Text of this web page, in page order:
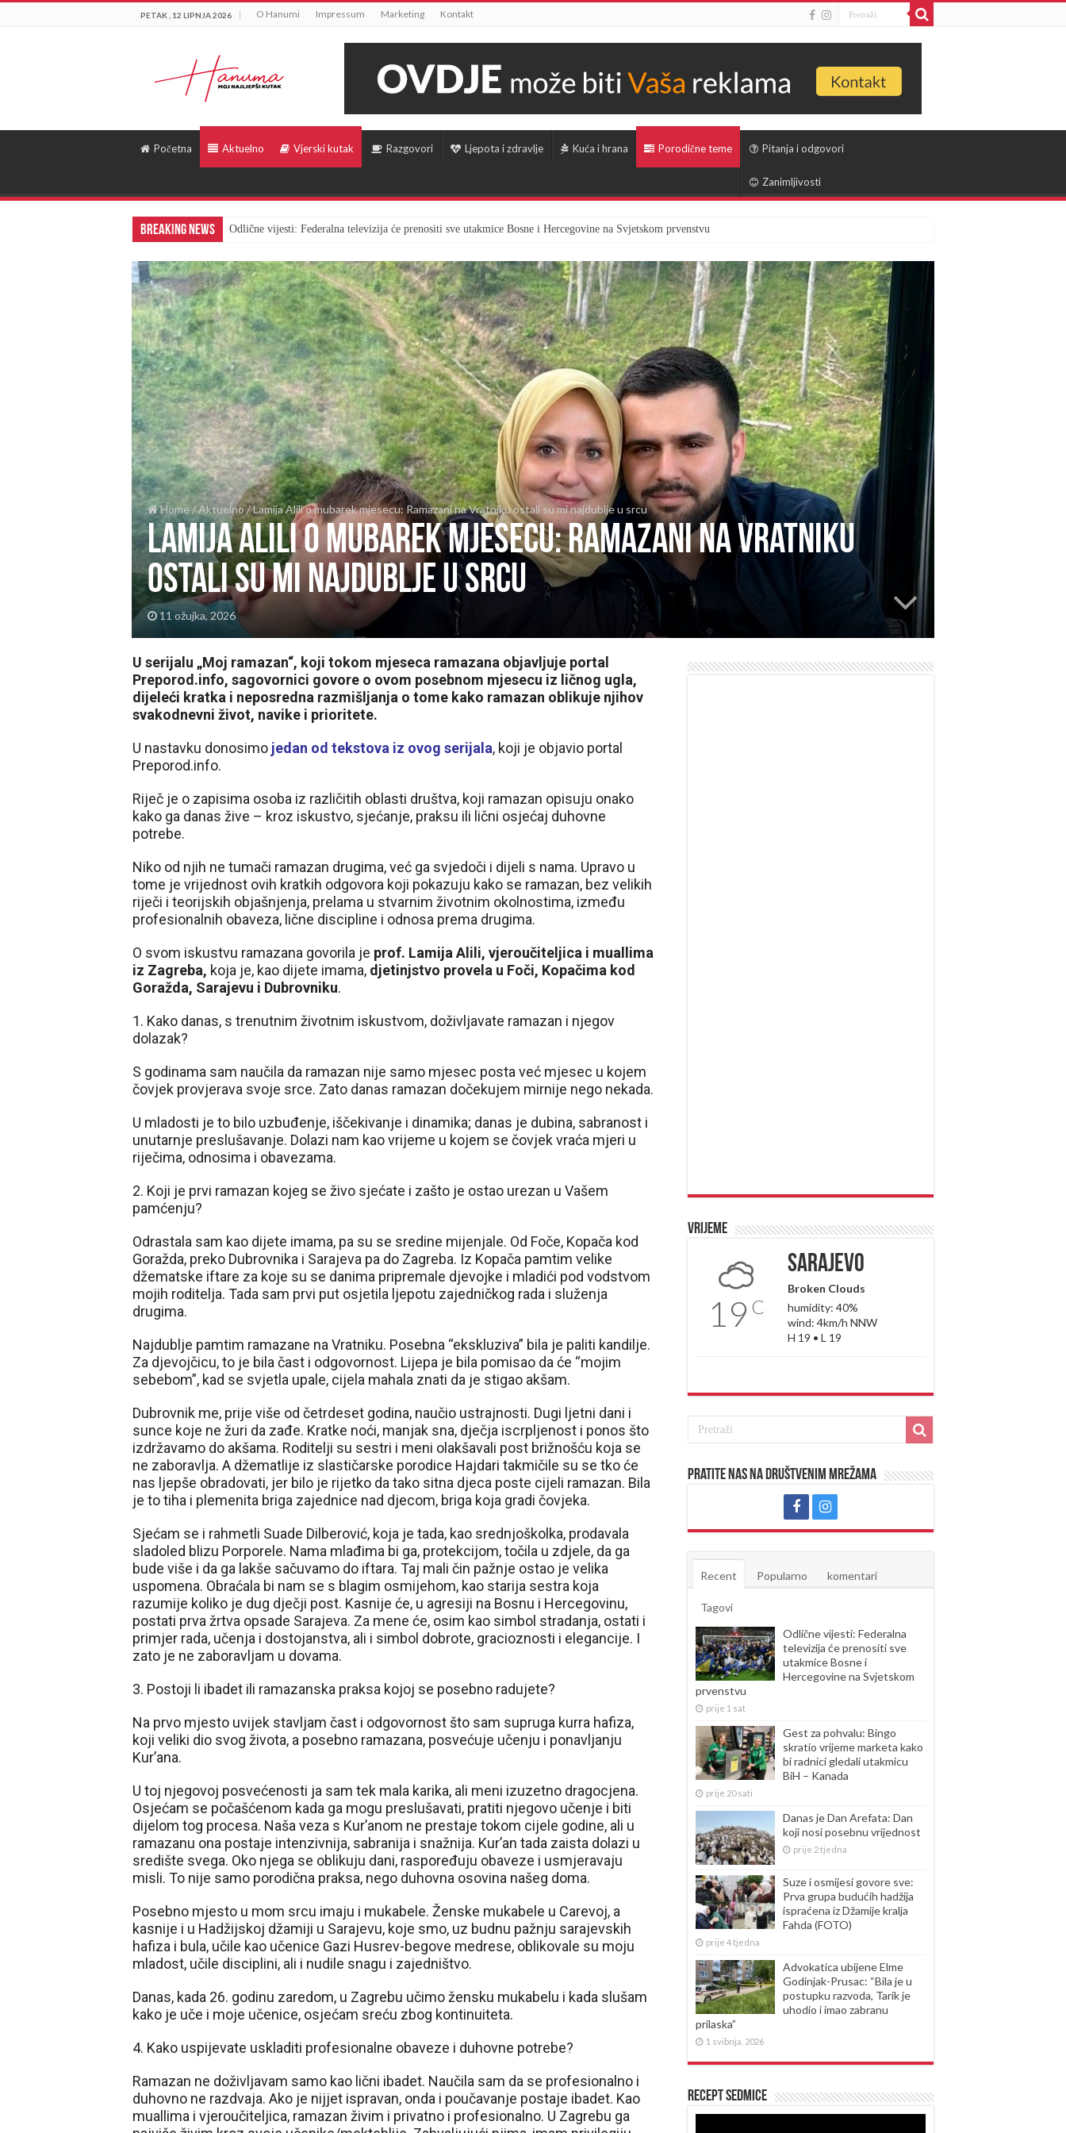
PETAK , 12 LIPNJA 2026 O Hanumi Impressum Marketing Kontakt
Početna Aktuelno Vjerski kutak Razgovori Ljepota i zdravlje Kuća i hrana Porodične teme Pitanja i odgovori
Zanimljivosti
Breaking News Odlične vijesti: Federalna televizija će prenositi sve utakmice Bosne i Hercegovine na Svjetskom prvenstvu
Home /Aktuelno/Lamija Alili o mubarek mjesecu: Ramazani na Vratniku ostali su mi najdublje u srcu
Lamija Alili o mubarek mjesecu: Ramazani na Vratniku
ostali su mi najdublje u srcu
11 ožujka, 2026
U serijalu „Moj ramazan“, koji tokom mjeseca ramazana objavljuje portal
Preporod.info, sagovornici govore o ovom posebnom mjesecu iz ličnog ugla,
dijeleći kratka i neposredna razmišljanja o tome kako ramazan oblikuje njihov
svakodnevni život, navike i prioritete.
U nastavku donosimo jedan od tekstova iz ovog serijala, koji je objavio portal
Preporod.info.
Riječ je o zapisima osoba iz različitih oblasti društva, koji ramazan opisuju onako
kako ga danas žive – kroz iskustvo, sjećanje, praksu ili lični osjećaj duhovne
potrebe.
Niko od njih ne tumači ramazan drugima, već ga svjedoči i dijeli s nama. Upravo u
tome je vrijednost ovih kratkih odgovora koji pokazuju kako se ramazan, bez velikih
riječi i teorijskih objašnjenja, prelama u stvarnim životnim okolnostima, između
profesionalnih obaveza, lične discipline i odnosa prema drugima.
O svom iskustvu ramazana govorila je prof. Lamija Alili, vjeroučiteljica i muallima
iz Zagreba, koja je, kao dijete imama, djetinjstvo provela u Foči, Kopačima kod
Goražda, Sarajevu i Dubrovniku.
1. Kako danas, s trenutnim životnim iskustvom, doživljavate ramazan i njegov
dolazak?
S godinama sam naučila da ramazan nije samo mjesec posta već mjesec u kojem
čovjek provjerava svoje srce. Zato danas ramazan dočekujem mirnije nego nekada.
U mladosti je to bilo uzbuđenje, iščekivanje i dinamika; danas je dubina, sabranost i
unutarnje preslušavanje. Dolazi nam kao vrijeme u kojem se čovjek vraća mjeri u
riječima, odnosima i obavezama.
2. Koji je prvi ramazan kojeg se živo sjećate i zašto je ostao urezan u Vašem
pamćenju?
Odrastala sam kao dijete imama, pa su se sredine mijenjale. Od Foče, Kopača kod
Goražda, preko Dubrovnika i Sarajeva pa do Zagreba. Iz Kopača pamtim velike
džematske iftare za koje su se danima pripremale djevojke i mladići pod vodstvom
mojih roditelja. Tada sam prvi put osjetila ljepotu zajedničkog rada i služenja
drugima.
Najdublje pamtim ramazane na Vratniku. Posebna “ekskluziva” bila je paliti kandilje.
Za djevojčicu, to je bila čast i odgovornost. Lijepa je bila pomisao da će “mojim
sebebom”, kad se svjetla upale, cijela mahala znati da je stigao akšam.
Dubrovnik me, prije više od četrdeset godina, naučio ustrajnosti. Dugi ljetni dani i
sunce koje ne žuri da zađe. Kratke noći, manjak sna, dječja iscrpljenost i ponos što
izdržavamo do akšama. Roditelji su sestri i meni olakšavali post brižnošću koja se
ne zaboravlja. A džematlije iz slastičarske porodice Hajdari takmičile su se tko će
nas ljepše obradovati, jer bilo je rijetko da tako sitna djeca poste cijeli ramazan. Bila
je to tiha i plemenita briga zajednice nad djecom, briga koja gradi čovjeka.
Sjećam se i rahmetli Suade Dilberović, koja je tada, kao srednjoškolka, prodavala
sladoled blizu Porporele. Nama mlađima bi ga, protekcijom, točila u zdjele, da ga
bude više i da ga lakše sačuvamo do iftara. Taj mali čin pažnje ostao je velika
uspomena. Obraćala bi nam se s blagim osmijehom, kao starija sestra koja
razumije koliko je dug dječji post. Kasnije će, u agresiji na Bosnu i Hercegovinu,
postati prva žrtva opsade Sarajeva. Za mene će, osim kao simbol stradanja, ostati i
primjer rada, učenja i dostojanstva, ali i simbol dobrote, gracioznosti i elegancije. I
zato je ne zaboravljam u dovama.
3. Postoji li ibadet ili ramazanska praksa kojoj se posebno radujete?
Na prvo mjesto uvijek stavljam čast i odgovornost što sam supruga kurra hafiza,
koji veliki dio svog života, a posebno ramazana, posvećuje učenju i ponavljanju
Kur’ana.
U toj njegovoj posvećenosti ja sam tek mala karika, ali meni izuzetno dragocjena.
Osjećam se počašćenom kada ga mogu preslušavati, pratiti njegovo učenje i biti
dijelom tog procesa. Naša veza s Kur’anom ne prestaje tokom cijele godine, ali u
ramazanu ona postaje intenzivnija, sabranija i snažnija. Kur’an tada zaista dolazi u
središte svega. Oko njega se oblikuju dani, raspoređuju obaveze i usmjeravaju
misli. To nije samo porodična praksa, nego duhovna osovina našeg doma.
Posebno mjesto u mom srcu imaju i mukabele. Ženske mukabele u Carevoj, a
kasnije i u Hadžijskoj džamiji u Sarajevu, koje smo, uz budnu pažnju sarajevskih
hafiza i bula, učile kao učenice Gazi Husrev-begove medrese, oblikovale su moju
mladost, učile disciplini, ali i nudile snagu i zajedništvo.
Danas, kada 26. godinu zaredom, u Zagrebu učimo žensku mukabelu i kada slušam
kako je uče i moje učenice, osjećam sreću zbog kontinuiteta.
4. Kako uspijevate uskladiti profesionalne obaveze i duhovne potrebe?
Ramazan ne doživljavam samo kao lični ibadet. Naučila sam da se profesionalno i
duhovno ne razdvaja. Ako je nijjet ispravan, onda i poučavanje postaje ibadet. Kao
muallima i vjeroučiteljica, ramazan živim i privatno i profesionalno. U Zagrebu ga
Vrijeme
19 C
Sarajevo
Broken Clouds
humidity: 40%
wind: 4km/h NNW
H 19 • L 19
Pratite nas na društvenim mrežama
Recent Popularno komentari
Tagovi
Odlične vijesti: Federalna
televizija će prenositi sve
utakmice Bosne i
Hercegovine na Svjetskom
prvenstvu
prije 1 sat
Gest za pohvalu: Bingo
skratio vrijeme marketa kako
bi radnici gledali utakmicu
BiH – Kanada
prije 20 sati
Danas je Dan Arefata: Dan
koji nosi posebnu vrijednost
prije 2 tjedna
Suze i osmijesi govore sve:
Prva grupa budućih hadžija
ispraćena iz Džamije kralja
Fahda (FOTO)
prije 4 tjedna
Advokatica ubijene Elme
Godinjak-Prusac: “Bila je u
postupku razvoda, Tarik je
uhodio i imao zabranu
prilaska”
1 svibnja, 2026
Recept sedmice